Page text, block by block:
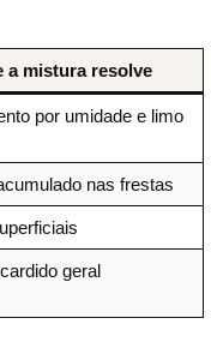
a mistura resolve
por umidade e limo
nas frestas
geral